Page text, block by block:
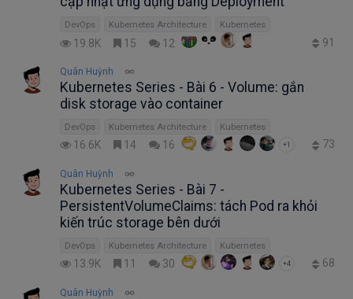
DevOps Kubernetes Architecture Kubernetes
19.8K 15 12 91
Quân Huỳnh
Kubernetes Series - Bài 6 - Volume: gắn
disk storage vào container
DevOps Kubernetes Architecture Kubernetes
16.6K 14 16 +1 73
Quân Huỳnh
Kubernetes Series - Bài 7 -
PersistentVolumeClaims: tách Pod ra khỏi
kiến trúc storage bên dưới
DevOps Kubernetes Architecture Kubernetes
13.9K 11 30 +4 68
Quân Huỳnh